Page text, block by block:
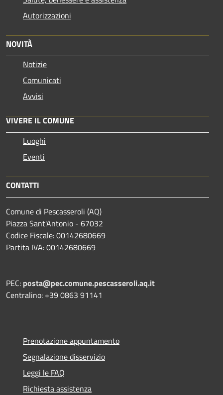
Autorizzazioni
NOVITÀ
Notizie
Comunicati
Avvisi
VIVERE IL COMUNE
Luoghi
Eventi
CONTATTI
Comune di Pescasseroli (AQ)
Piazza Sant'Antonio - 67032
Codice Fiscale: 00142680669
Partita IVA: 00142680669
PEC: posta@pec.comune.pescasseroli.aq.it
Centralino: +39 0863 91141
Prenotazione appuntamento
Segnalazione disservizio
Leggi le FAQ
Richiesta assistenza